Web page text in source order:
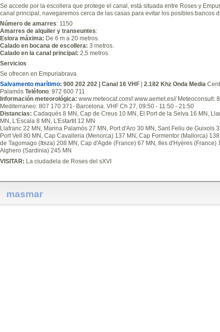
Se accede por la escollera que protege el canal, está situada entre Roses y
canal principal, navegaremos cerca de las casas para evitar los posibles bancos
Número de amarres: 1150
Amarres de alquiler y transeuntes:
Eslora máxima: De 6 m a 20 metros.
Calado en bocana de escollera: 3 metros.
Calado en la canal principal: 2,5 metros.
Servicios
Se ofrecen en Empuriabrava
Salvamento marítimo: 900 202 202 | Canal 16 VHF 2.182 Khz Onda Media
Palamós Teléfono: 972 600 711
Información meteorológica: www.meteocat.com//.www.aemet.es// Meteoconsult:
Mediterraneo: 807 170 371- Barcelona. VHF Ch 27, 09:50 - 11:50 - 21:50
Distancias: Cadaqués 8 MN, Cap de Creus 10 MN, El Port de la Selva 16 MN,
MN, L'Escala 8 MN, L'Estartit 12 MN
Llafranc 22 MN, Marina Palamós 27 MN, Port d'Aro 30 MN, Sant Feliu de Guixols
Port Vell 80 MN, Cap Cavalleria (Menorca) 137 MN, Cap Formentor (Mallorca)
de Tagomago (Ibiza) 208 MN, Cap d'Agde (France) 67 MN, Iles d'Hyères
Alghero (Sardinia) 245 MN
VISITAR: La ciudadela de Roses del sXVI
masmar